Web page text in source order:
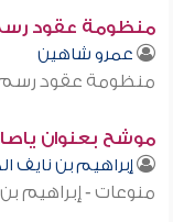
منظومة عقود
عمرو شاهين
منظومة عقود
موشح بعنوان
إبراهيم بن نايف
منوعات - إبراهيم